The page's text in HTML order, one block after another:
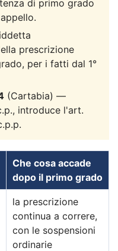
di primo grado
prescrizione
per i fatti dal 1°
(Cartabia) —
introduce l'art.
Che cosa accade
dopo il primo grado
la prescrizione
continua a correre,
con le sospensioni
ordinarie